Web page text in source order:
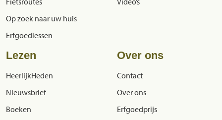
Op zoek naar uw huis
Erfgoedlessen
Lezen
HeerlijkHeden
Nieuwsbrief
Boeken
Over ons
Contact
Over ons
Erfgoedprijs